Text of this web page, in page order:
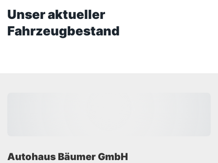
Unser aktueller
Fahrzeugbestand
Autohaus Bäumer GmbH